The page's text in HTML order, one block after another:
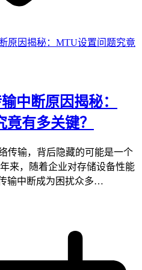
中断原因揭秘：
有多关键？
传输，背后隐藏的可能是一个
来，随着企业对存储设备性能
输中断成为困扰众多…